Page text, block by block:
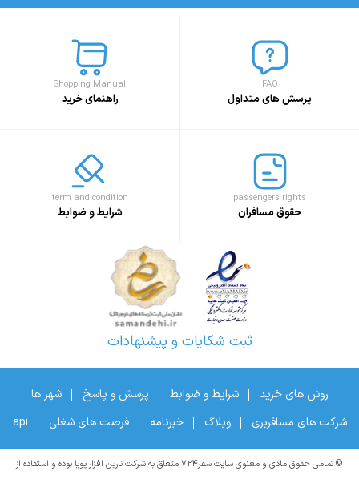
FAQ
پرسش های متداول
Shopping Manual
راهنمای خرید
passengers rights
حقوق مسافران
term and condition
شرایط و ضوابط
ثبت شکایات و پیشنهادات
روش های خرید شرایط و ضوابط پرسش و پاسخ
شهر ها
شرکت های مسافربری
وبلاگ خبرنامه فرصت های شغلی api
© تمامی حقوق مادی و معنوی سایت سفر۷۲۴ متعلق به شرکت نارین افزار پویا بوده و استفاده از